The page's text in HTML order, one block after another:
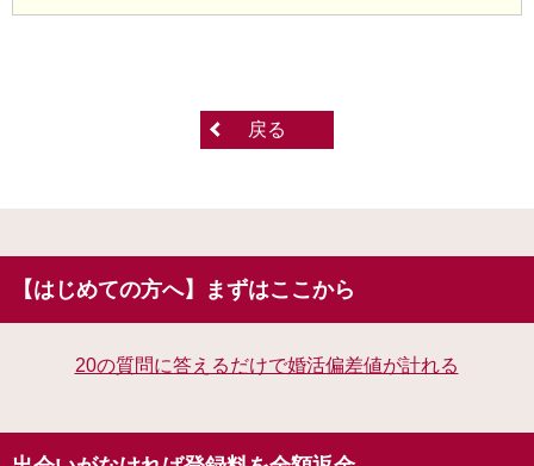
戻る
【はじめての方へ】まずはここから
20の質問に答えるだけで婚活偏差値が計れる